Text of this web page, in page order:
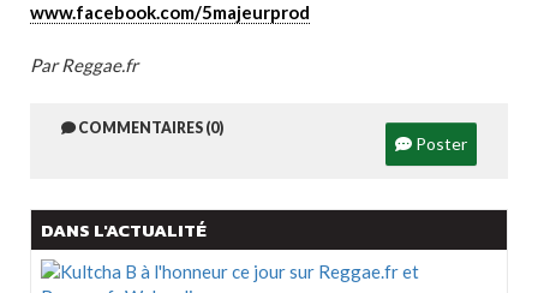
www.facebook.com/5majeurprod
Par Reggae.fr
COMMENTAIRES (0)
Poster
DANS L'ACTUALITÉ